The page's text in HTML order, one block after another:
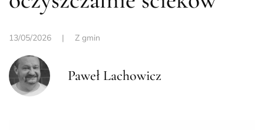
13/05/2026 | Z gmin
Paweł Lachowicz